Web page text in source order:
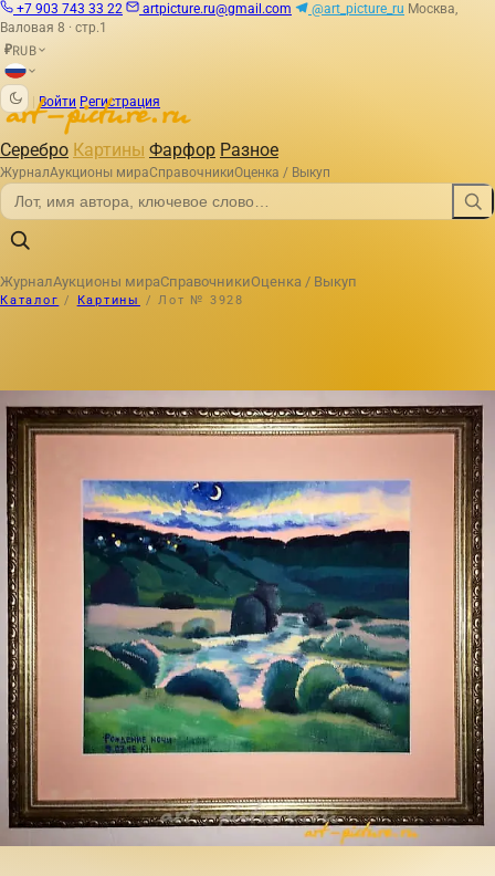
+7 903 743 33 22 artpicture.ru@gmail.com @art_picture_ru Москва,
Валовая 8 · стр.1
₽RUB
Войти Регистрация
Серебро Картины Фарфор Разное
ЖурналАукционы мираСправочникиОценка / Выкуп
ЖурналАукционы мираСправочникиОценка / Выкуп
Каталог / Картины / Лот № 3928